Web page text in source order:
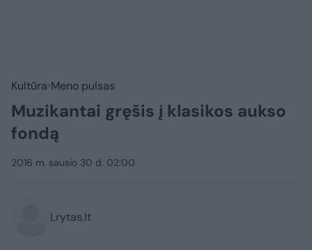
Kultūra Meno pulsas
Muzikantai gręšis į klasikos aukso
fondą
2016 m. sausio 30 d. 02:00
Lrytas.lt